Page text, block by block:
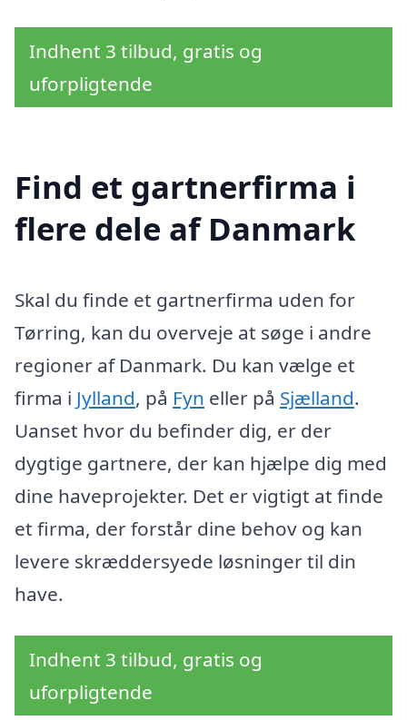
Indhent 3 tilbud, gratis og
uforpligtende
Find et gartnerfirma i
flere dele af Danmark
Skal du finde et gartnerfirma uden for
Tørring, kan du overveje at søge i andre
regioner af Danmark. Du kan vælge et
firma i Jylland, på Fyn eller på Sjælland.
Uanset hvor du befinder dig, er der
dygtige gartnere, der kan hjælpe dig med
dine haveprojekter. Det er vigtigt at finde
et firma, der forstår dine behov og kan
levere skræddersyede løsninger til din
have.
Indhent 3 tilbud, gratis og
uforpligtende